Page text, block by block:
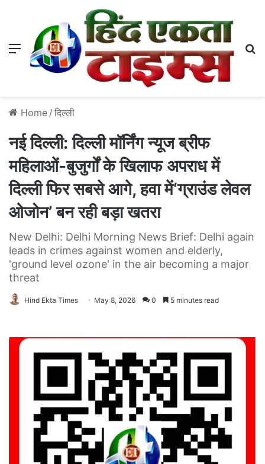
Menu
Home / दिल्ली
नई दिल्ली: दिल्ली मॉर्निंग न्यूज ब्रीफ
महिलाओं-बुजुर्गों के खिलाफ अपराध में
दिल्ली फिर सबसे आगे, हवा में‘ग्राउंड लेवल
ओजोन’ बन रही बड़ा खतरा
New Delhi: Delhi Morning News Brief: Delhi again
leads in crimes against women and elderly,
'ground level ozone' in the air becoming a major
threat
Hind Ekta Times May 8, 2026 0 5 minutes read